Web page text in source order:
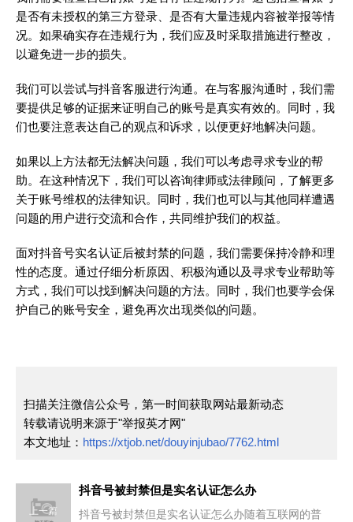
是否有未授权的第三方登录、是否有大量违规内容被举报等情
况。如果确实存在违规行为，我们应及时采取措施进行整改，
以避免进一步的损失。
我们可以尝试与抖音客服进行沟通。在与客服沟通时，我们需
要提供足够的证据来证明自己的账号是真实有效的。同时，我
们也要注意表达自己的观点和诉求，以便更好地解决问题。
如果以上方法都无法解决问题，我们可以考虑寻求专业的帮
助。在这种情况下，我们可以咨询律师或法律顾问，了解更多
关于账号维权的法律知识。同时，我们也可以与其他同样遭遇
问题的用户进行交流和合作，共同维护我们的权益。
面对抖音号实名认证后被封禁的问题，我们需要保持冷静和理
性的态度。通过仔细分析原因、积极沟通以及寻求专业帮助等
方式，我们可以找到解决问题的方法。同时，我们也要学会保
护自己的账号安全，避免再次出现类似的问题。
扫描关注微信公众号，第一时间获取网站最新动态
转载请说明来源于"举报英才网"
本文地址： https://xtjob.net/douyinjubao/7762.html
上一篇
抖音号被封禁但是实名认证怎么办
抖音号被封禁但是实名认证怎么办随着互联网的普